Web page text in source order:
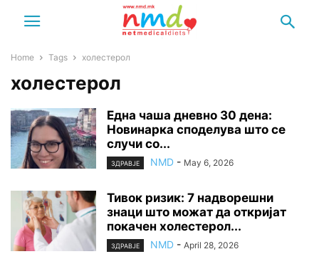
Home Tags холестерол
холестерол
Една чаша дневно 30 дена:
Новинарка споделува што се
случи со...
ЗДРАВЈЕ NMD - May 6, 2026
Тивок ризик: 7 надворешни
знаци што можат да откријат
покачен холестерол...
ЗДРАВЈЕ NMD - April 28, 2026